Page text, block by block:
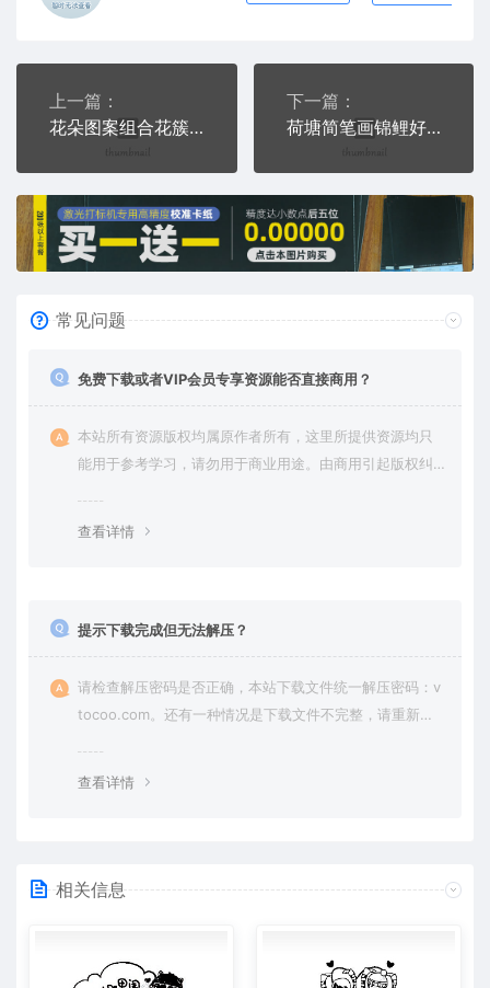
上一篇：
花朵图案组合花簇花枝花瓣鲜花艺术图案PLT格式激光打标文件通用矢量图
下一篇：
荷塘简笔画锦鲤好运荷花莲花图PLT格式激光打标文件通用矢量图
常见问题
免费下载或者VIP会员专享资源能否直接商用？
本站所有资源版权均属原作者所有，这里所提供资源均只
能用于参考学习，请勿用于商业用途。由商用引起版权纠
查看详情
提示下载完成但无法解压？
请检查解压密码是否正确，本站下载文件统一解压密码：v
tocoo.com。还有一种情况是下载文件不完整，请重新下
查看详情
相关信息